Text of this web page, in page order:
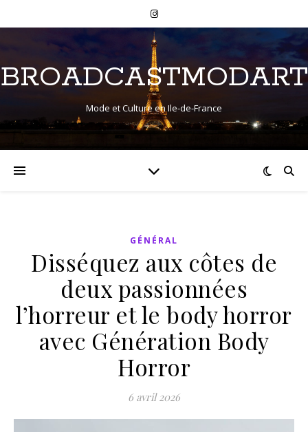
BROADCASTMODART
Mode et Culture en Ile-de-France
GÉNÉRAL
Disséquez aux côtes de
deux passionnées
l’horreur et le body horror
avec Génération Body
Horror
6 avril 2026